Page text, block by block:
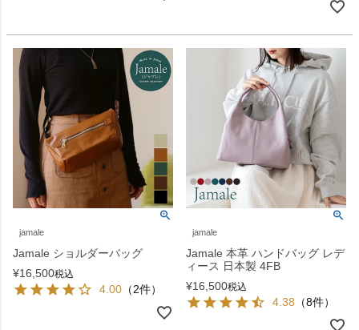
jamale
Jamale ショルダーバッグ
¥16,500税込
4.00 （2件）
jamale
Jamale 本革 ハンドバッグ レデ
ィース 日本製 4FB
¥16,500税込
4.38 （8件）